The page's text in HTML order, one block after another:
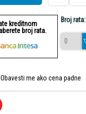
kreditnom
broj rata.
Broj rata:
Obavesti me ako cena padne